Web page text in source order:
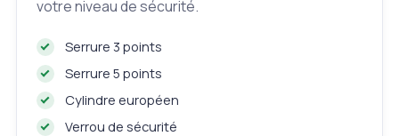
votre niveau de sécurité.
Serrure 3 points
Serrure 5 points
Cylindre européen
Verrou de sécurité